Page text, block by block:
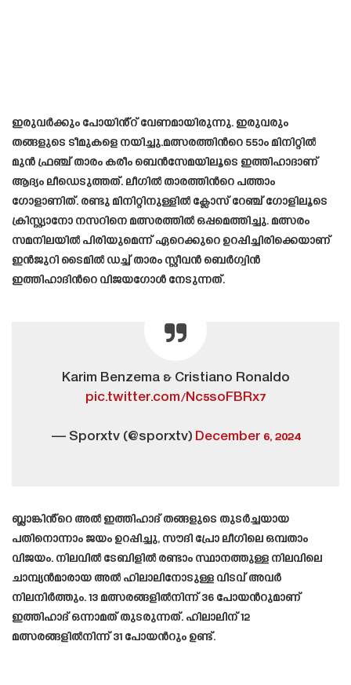
ഇരുവർക്കും പോയിൻ്റ് വേണമായിരുന്നു. ഇരുവരും
തങ്ങളുടെ ടീമുകളെ നയിച്ചു.മത്സരത്തിന്‍റെ 55ാം മിനിറ്റിൽ
മുൻ ഫ്രഞ്ച് താരം കരീം ബെൻസേമയിലൂടെ ഇത്തിഹാദാണ്
ആദ്യം ലീഡെടുത്തത്. ലീഗിൽ താരത്തിന്‍റെ പത്താം
ഗോളാണിത്. രണ്ടു മിനിറ്റിനുള്ളിൽ ക്ലോസ് റേഞ്ച് ഗോളിലൂടെ
ക്രിസ്റ്റ്യാനോ നസറിനെ മത്സരത്തിൽ ഒപ്പമെത്തിച്ചു. മത്സരം
സമനിലയിൽ പിരിയുമെന്ന് ഏറെക്കുറെ ഉറപ്പിച്ചിരിക്കെയാണ്
ഇൻജുറി ടൈമിൽ ഡച്ച് താരം സ്റ്റീവൻ ബെർഗ്വിൻ
ഇത്തിഹാദിന്‍റെ വിജയഗോൾ നേടുന്നത്.
Karim Benzema & Cristiano Ronaldo
pic.twitter.com/Nc5soFBRx7
— Sporxtv (@sporxtv) December 6, 2024
ബ്ലാങ്കിൻ്റെ അൽ ഇത്തിഹാദ് തങ്ങളുടെ തുടർച്ചയായ
പതിനൊന്നാം ജയം ഉറപ്പിച്ചു, സൗദി പ്രോ ലീഗിലെ ഒമ്പതാം
വിജയം. നിലവിൽ ടേബിളിൽ രണ്ടാം സ്ഥാനത്തുള്ള നിലവിലെ
ചാമ്പ്യൻമാരായ അൽ ഹിലാലിനോടുള്ള വിടവ് അവർ
നിലനിർത്തും. 13 മത്സരങ്ങളിൽനിന്ന് 36 പോയന്‍റുമാണ്
ഇത്തിഹാദ് ഒന്നാമത് തുടരുന്നത്. ഹിലാലിന് 12
മത്സരങ്ങളിൽനിന്ന് 31 പോയന്‍റും ഉണ്ട്.